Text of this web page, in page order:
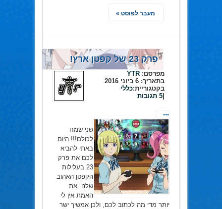
מעבר לפוסט »
פרק 23 של קפטן ארץ!
מפרסם:YTR
בתאריך:6 ביוני 2016
בקטגוריית:כללי
|5 תגובות
---
שני שמח
לכולם!!! היום
באתי להביא
לכם את פרק
23 בעלילות
הקפטן האהוב
שלנו. את
האמת אין לי
יותר מדי מה לכתוב לכם, ולכן אמשיך ישר